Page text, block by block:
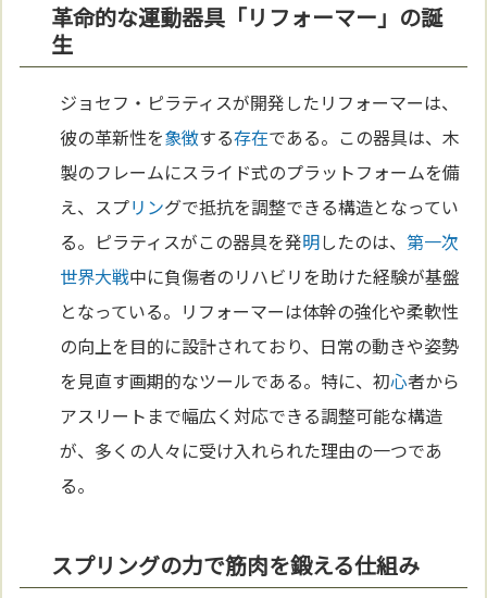
革命的な運動器具「リフォーマー」の誕
生
ジョセフ・ピラティスが開発したリフォーマーは、
彼の革新性を象徴する存在である。この器具は、木
製のフレームにスライド式のプラットフォームを備
え、スプリングで抵抗を調整できる構造となってい
る。ピラティスがこの器具を発明したのは、第一次
世界大戦中に負傷者のリハビリを助けた経験が基盤
となっている。リフォーマーは体幹の強化や柔軟性
の向上を目的に設計されており、日常の動きや姿勢
を見直す画期的なツールである。特に、初心者から
アスリートまで幅広く対応できる調整可能な構造
が、多くの人々に受け入れられた理由の一つであ
る。
スプリングの力で筋肉を鍛える仕組み